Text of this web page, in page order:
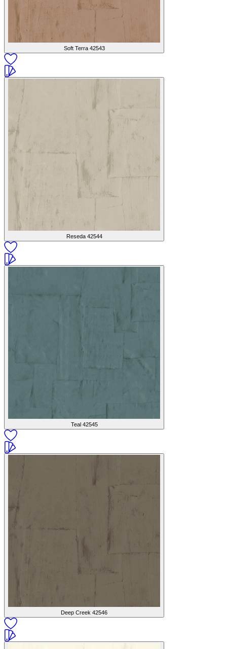
Soft Terra 42543
Reseda 42544
Teal 42545
Deep Creek 42546